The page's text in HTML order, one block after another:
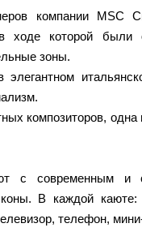
компании MSC
ходе которой были
зоны.
композиторов, одна
с современным и
В каждой каюте:
телефон,